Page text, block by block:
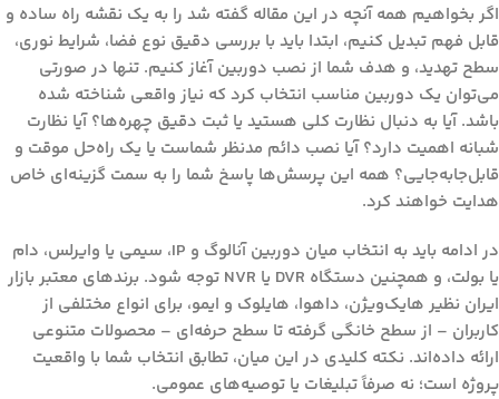
اگر بخواهیم همه آنچه در این مقاله گفته شد را به یک نقشه راه ساده و
قابل فهم تبدیل کنیم، ابتدا باید با بررسی دقیق نوع فضا، شرایط نوری،
سطح تهدید، و هدف شما از نصب دوربین آغاز کنیم. تنها در صورتی
می‌توان یک دوربین مناسب انتخاب کرد که نیاز واقعی شناخته شده
باشد. آیا به دنبال نظارت کلی هستید یا ثبت دقیق چهره‌ها؟ آیا نظارت
شبانه اهمیت دارد؟ آیا نصب دائم مدنظر شماست یا یک راه‌حل موقت و
قابل‌جا‌به‌جایی؟ همه این پرسش‌ها پاسخ شما را به سمت گزینه‌ای خاص
هدایت خواهند کرد.
در ادامه باید به انتخاب میان دوربین آنالوگ و IP، سیمی یا وایرلس، دام
یا بولت، و همچنین دستگاه DVR یا NVR توجه شود. برندهای معتبر بازار
ایران نظیر هایک‌ویژن، داهوا، هایلوک و ایمو، برای انواع مختلفی از
کاربران – از سطح خانگی گرفته تا سطح حرفه‌ای – محصولات متنوعی
ارائه داده‌اند. نکته کلیدی در این میان، تطابق انتخاب شما با واقعیت
پروژه است؛ نه صرفاً تبلیغات یا توصیه‌های عمومی.